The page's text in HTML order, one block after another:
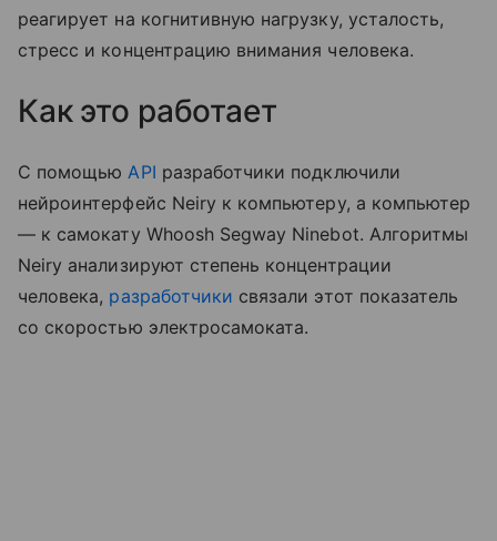
реагирует на когнитивную нагрузку, усталость,
стресс и концентрацию внимания человека.
Как это работает
С помощью API разработчики подключили
нейроинтерфейс Neiry к компьютеру, а компьютер
— к самокату Whoosh Segway Ninebot. Алгоритмы
Neiry анализируют степень концентрации
человека, разработчики связали этот показатель
со скоростью электроcамоката.